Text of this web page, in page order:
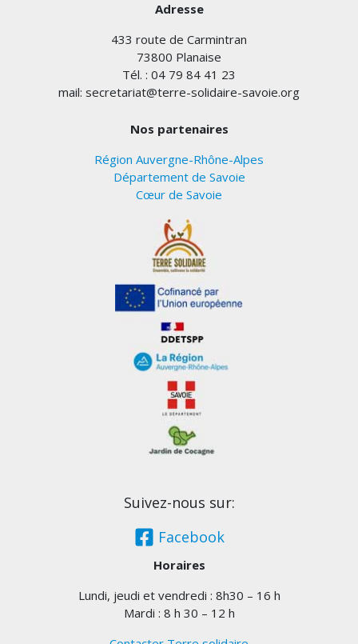
Adresse
433 route de Carmintran
73800 Planaise
Tél. : 04 79 84 41 23
mail: secretariat@terre-solidaire-savoie.org
Nos partenaires
Région Auvergne-Rhône-Alpes
Département de Savoie
Cœur de Savoie
Suivez-nous sur:
Facebook
Horaires
Lundi, jeudi et vendredi : 8h30 – 16 h
Mardi : 8 h 30 – 12 h